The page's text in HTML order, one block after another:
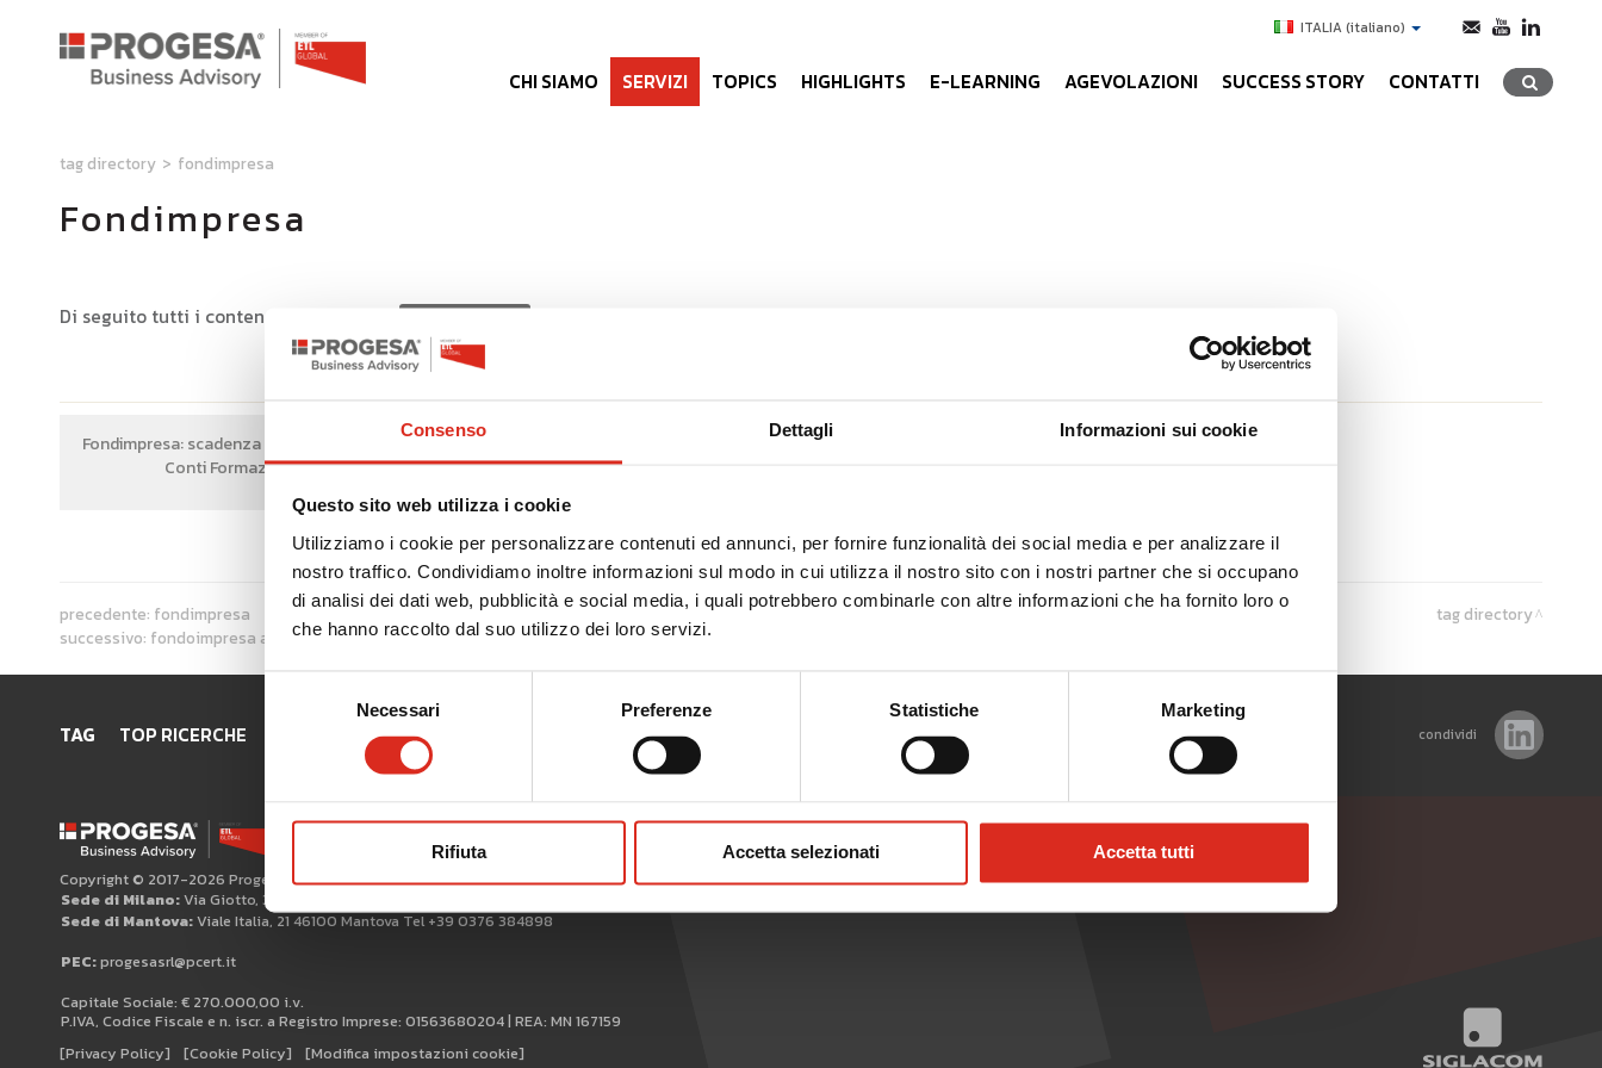
Consenso Dettagli Informazioni sui cookie
Questo sito web utilizza i cookie
Utilizziamo i cookie per personalizzare contenuti ed annunci, per fornire funzionalità dei social media e per analizzare il
nostro traffico. Condividiamo inoltre informazioni sul modo in cui utilizza il nostro sito con i nostri partner che si occupano
di analisi dei dati web, pubblicità e social media, i quali potrebbero combinarle con altre informazioni che ha fornito loro o
che hanno raccolto dal suo utilizzo dei loro servizi.
Necessari Preferenze Statistiche Marketing
Rifiuta Accetta selezionati Accetta tutti
ITALIA(italiano)
CHI SIAMO SERVIZI TOPICS HIGHLIGHTS E-LEARNING AGEVOLAZIONI SUCCESS STORY CONTATTI
tag directory > fondimpresa
Fondimpresa
Di seguito tutti i contenuti taggati con: Fondimpresa
Fondimpresa: scadenza delle risorse sui
Conti Formazione
precedente: fondimpresa
successivo: fondoimpresa avviso
tag directory
TAG TOP RICERCHE AREA RISERVATA WHISTLEBLOWING condividi
Copyright © 2017-2026 Progesa Spa
Sede di Milano:Via Giotto, 3 20145 Milano
Sede di Mantova:Viale Italia, 21 46100 Mantova Tel +39 0376 384898
PEC:progesasrl@pcert.it
Capitale Sociale: € 270.000,00 i.v.
P.IVA, Codice Fiscale e n. iscr. a Registro Imprese: 01563680204 | REA: MN 167159
[Privacy Policy]
[Cookie Policy] [Modifica impostazioni cookie]